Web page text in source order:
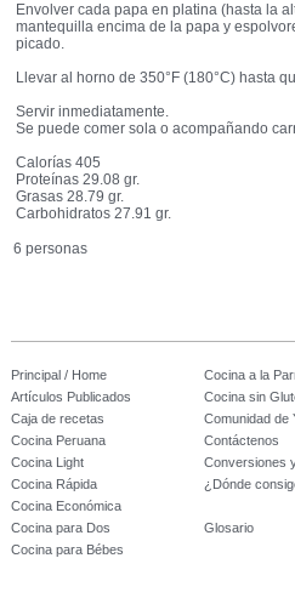
Envolver cada papa en platina (hasta la
mantequilla encima de la papa y
picado.
Llevar al horno de 350°F (180°C) hasta
Servir inmediatamente.
Se puede comer sola o acompañando
Calorías 405
Proteínas 29.08 gr.
Grasas 28.79 gr.
Carbohidratos 27.91 gr.
6 personas
Principal / Home
Cocina a la
Artículos Publicados
Cocina sin
Caja de recetas
Comunidad de
Cocina Peruana
Contáctenos
Cocina Light
Conversiones
Cocina Rápida
¿Dónde
Cocina Económica
Cocina para Dos
Glosario
Cocina para Bébes